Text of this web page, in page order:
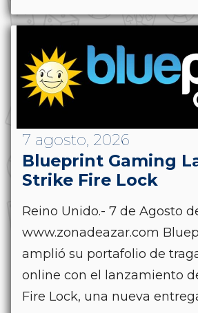
7 agosto, 2026
Blueprint Gaming
Strike Fire Lock
Reino Unido.- 7 de Agosto
www.zonadeazar.com
amplió su portafolio de
online con el lanzamiento
Fire Lock, una nueva